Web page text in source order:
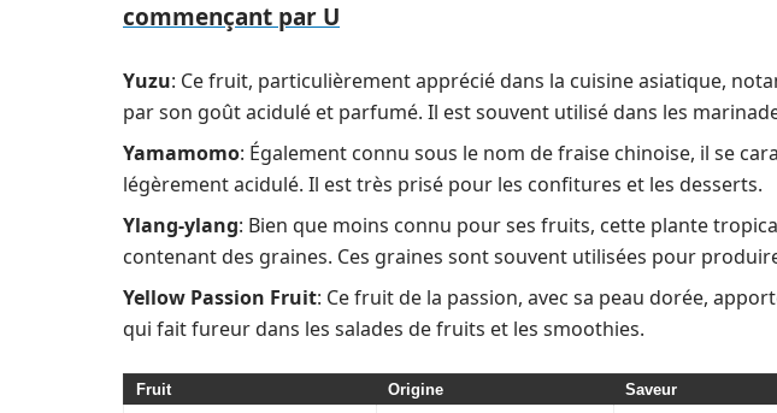
commençant par U
Yuzu: Ce fruit, particulièrement apprécié dans la cuisine asiatique,
par son goût acidulé et parfumé. Il est souvent utilisé dans les
Yamamomo: Également connu sous le nom de fraise chinoise, il se
légèrement acidulé. Il est très prisé pour les confitures et les desserts.
Ylang-ylang: Bien que moins connu pour ses fruits, cette plante
contenant des graines. Ces graines sont souvent utilisées pour
Yellow Passion Fruit: Ce fruit de la passion, avec sa peau dorée,
qui fait fureur dans les salades de fruits et les smoothies.
Fruit Origine Saveur